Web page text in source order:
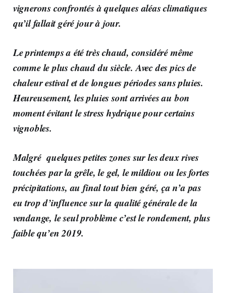
vignerons confrontés à quelques aléas climatiques
qu’il fallait géré jour à jour.
Le printemps a été très chaud, considéré même
comme le plus chaud du siècle. Avec des pics de
chaleur estival et de longues périodes sans pluies.
Heureusement, les pluies sont arrivées au bon
moment évitant le stress hydrique pour certains
vignobles.
Malgré quelques petites zones sur les deux rives
touchées par la grêle, le gel, le mildiou ou les fortes
précipitations, au final tout bien géré, ça n’a pas
eu trop d’influence sur la qualité générale de la
vendange, le seul problème c’est le rondement, plus
faible qu’en 2019.